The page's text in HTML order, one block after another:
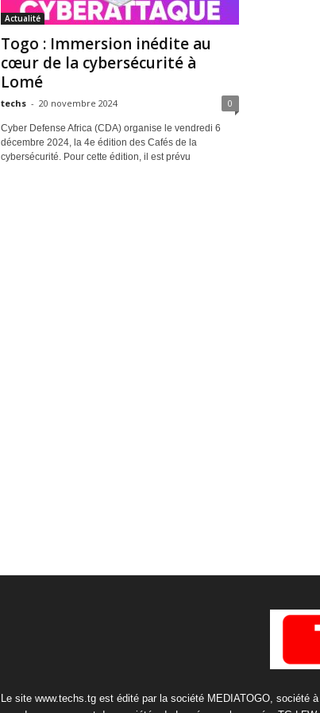
Actualité
Togo : Immersion inédite au
cœur de la cybersécurité à
Lomé
techs - 20 novembre 2024 0
Cyber Defense Africa (CDA) organise le vendredi 6
décembre 2024, la 4e édition des Cafés de la
cybersécurité. Pour cette édition, il est prévu
Le site www.techs.tg est édité par la société MEDIATOGO,